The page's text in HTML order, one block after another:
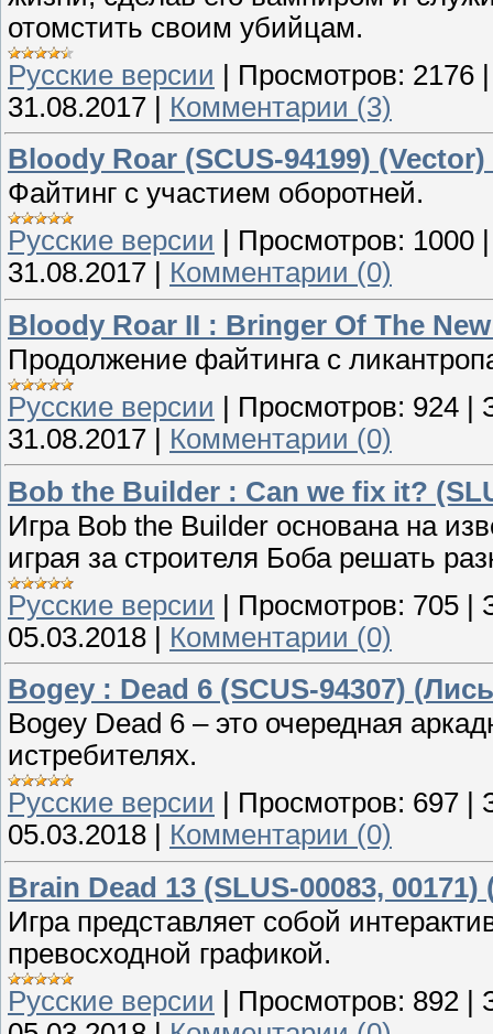
отомстить своим убийцам.
Русские версии | Просмотров: 2176
31.08.2017 | Комментарии (3)
Bloody Roar (SCUS-94199) (Vector)
Файтинг с участием оборотней.
Русские версии
Просмотров: 1000
31.08.2017
Комментарии (0)
Bloody Roar II : Bringer Of The
Продолжение файтинга с
Русские версии
Просмотров: 924
31.08.2017
Комментарии (0)
Bob the Builder : Can we fix it?
Игра Bob the Builder основана на
играя за строителя Боба решать
Русские версии | Просмотров: 705 |
05.03.2018 | Комментарии (0)
Bogey : Dead 6 (SCUS-94307)
Bogey Dead 6 – это очередная
истребителях.
Русские версии
Просмотров: 697
05.03.2018
Комментарии (0)
Brain Dead 13 (SLUS-00083, 00171)
Игра представляет собой
превосходной графикой.
Русские версии
Просмотров: 892